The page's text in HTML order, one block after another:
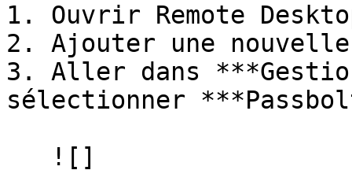
1. Ouvrir Remote
2. Ajouter une
3. Aller dans
sélectionner